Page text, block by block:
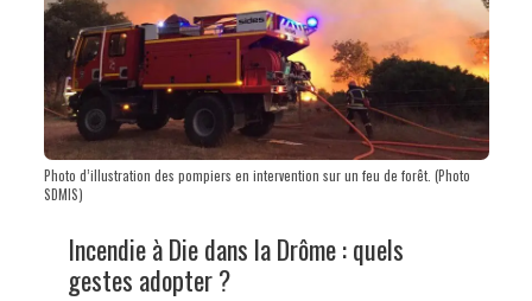
Photo d’illustration des pompiers en intervention sur un feu de forêt. (Photo
SDMIS)
Incendie à Die dans la Drôme : quels
gestes adopter ?